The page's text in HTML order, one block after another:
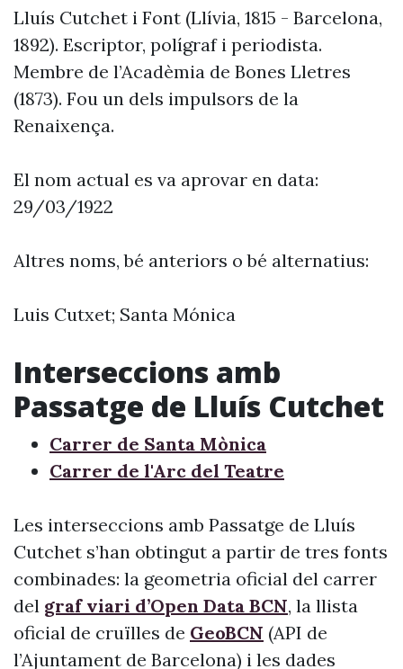
Lluís Cutchet i Font (Llívia, 1815 - Barcelona,
1892). Escriptor, polígraf i periodista.
Membre de l’Acadèmia de Bones Lletres
(1873). Fou un dels impulsors de la
Renaixença.
El nom actual es va aprovar en data:
29/03/1922
Altres noms, bé anteriors o bé alternatius:
Luis Cutxet; Santa Mónica
Interseccions amb
Passatge de Lluís Cutchet
Carrer de Santa Mònica
Carrer de l'Arc del Teatre
Les interseccions amb Passatge de Lluís
Cutchet s’han obtingut a partir de tres fonts
combinades: la geometria oficial del carrer
del graf viari d’Open Data BCN, la llista
oficial de cruïlles de GeoBCN (API de
l’Ajuntament de Barcelona) i les dades